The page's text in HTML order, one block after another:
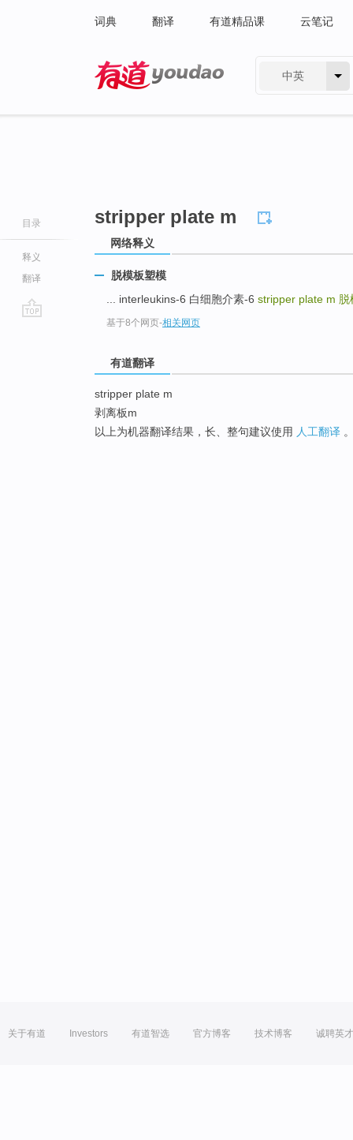
词典 翻译 有道精品课 云笔记
中英
目录
释义
翻译
stripper plate m
网络释义
脱模板塑模
... interleukins-6 白细胞介素-6 stripper plate m 脱
基于8个网页-相关网页
有道翻译
stripper plate m
剥离板m
以上为机器翻译结果，长、整句建议使用 人工翻译
关于有道 Investors 有道智选 官方博客 技术博客 诚聘英才